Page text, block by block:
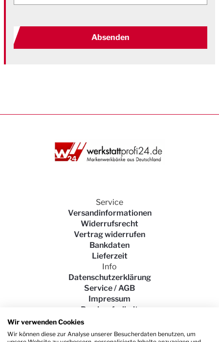
Absenden
Werkstattstuhl "Tec
Angezeigter Name
Titel der Beschreibung
Service
Versandinformationen
Widerrufsrecht
Vertrag widerrufen
Bankdaten
Lieferzeit
Info
Datenschutzerklärung
Service / AGB
Impressum
Barrierefreiheit
Wir verwenden Cookies
Wir können diese zur Analyse unserer Besucherdaten benutzen, um